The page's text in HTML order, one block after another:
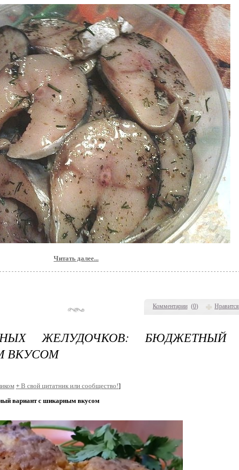
Комментарии (0) Нравится
Читать далее...
ЖЕЛУДОЧКОВ: БЮДЖЕТНЫЙ
ВКУСОМ
+ В свой цитатник или сообщество!]
вариант с шикарным вкусом